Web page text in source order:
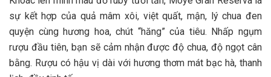
sự kết hợp của quả mâm xôi, việt quất, mận, lý chua đen
quyện cùng hương hoa, chút “hăng” của tiêu. Nhấp ngụm
rượu đầu tiên, bạn sẽ cảm nhận được độ chua, độ ngọt cân
bằng. Rượu có hậu vị dài với hương thơm mát bạc hà, thanh